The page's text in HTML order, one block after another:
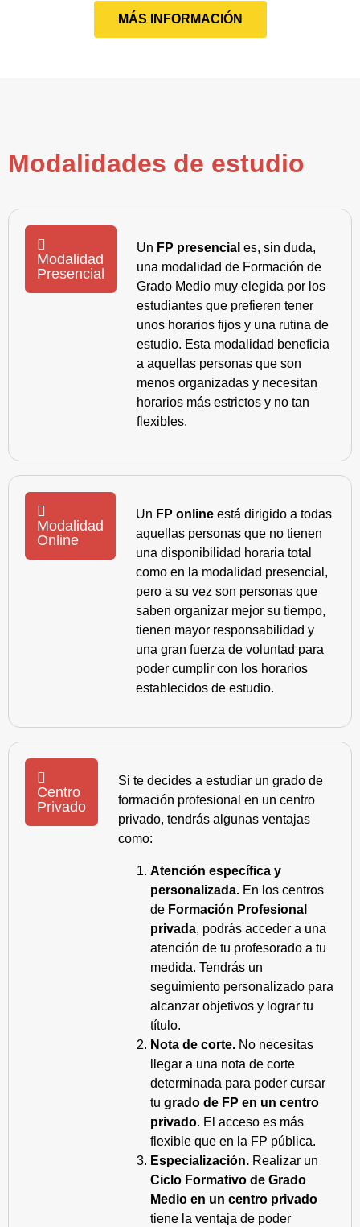
MÁS INFORMACIÓN
Modalidades de estudio
Modalidad
Presencial
Un FP presencial es, sin duda,
una modalidad de Formación de
Grado Medio muy elegida por los
estudiantes que prefieren tener
unos horarios fijos y una rutina de
estudio. Esta modalidad beneficia
a aquellas personas que son
menos organizadas y necesitan
horarios más estrictos y no tan
flexibles.
Modalidad
Online
Un FP online está dirigido a todas
aquellas personas que no tienen
una disponibilidad horaria total
como en la modalidad presencial,
pero a su vez son personas que
saben organizar mejor su tiempo,
tienen mayor responsabilidad y
una gran fuerza de voluntad para
poder cumplir con los horarios
establecidos de estudio.
Centro
Privado
Si te decides a estudiar un grado de
formación profesional en un centro
privado, tendrás algunas ventajas
como:
Atención específica y
personalizada. En los centros
de Formación Profesional
privada, podrás acceder a una
atención de tu profesorado a tu
medida. Tendrás un
seguimiento personalizado para
alcanzar objetivos y lograr tu
título.
Nota de corte. No necesitas
llegar a una nota de corte
determinada para poder cursar
tu grado de FP en un centro
privado. El acceso es más
flexible que en la FP pública.
Especialización. Realizar un
Ciclo Formativo de Grado
Medio en un centro privado
tiene la ventaja de poder